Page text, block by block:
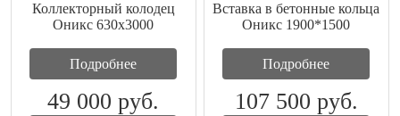
Коллекторный колодец
Оникс 630x3000
Подробнее
49 000 руб.
Вставка в бетонные кольца
Оникс 1900*1500
Подробнее
107 500 руб.